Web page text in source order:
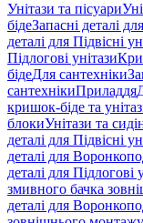
Унітази та пісуари
бідеЗапасні деталі
деталі для Підвісні
Підлогові унітази
бідеДля сантехніки
сантехнікиПриладдя
кришок-біде та
блокиУнітази та
деталі для Підвісні
деталі для
деталі для Підлогові
змивного бачка
деталі для